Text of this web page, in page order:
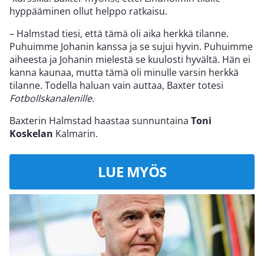
hyppääminen ollut helppo ratkaisu.
– Halmstad tiesi, että tämä oli aika herkkä tilanne.
Puhuimme Johanin kanssa ja se sujui hyvin. Puhuimme
aiheesta ja Johanin mielestä se kuulosti hyvältä. Hän ei
kanna kaunaa, mutta tämä oli minulle varsin herkkä
tilanne. Todella haluan vain auttaa, Baxter totesi
Fotbollskanalenille.
Baxterin Halmstad haastaa sunnuntaina Toni
Koskelan Kalmarin.
LUE MYÖS